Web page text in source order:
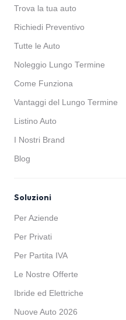
Trova la tua auto
Richiedi Preventivo
Tutte le Auto
Noleggio Lungo Termine
Come Funziona
Vantaggi del Lungo Termine
Listino Auto
I Nostri Brand
Blog
Soluzioni
Per Aziende
Per Privati
Per Partita IVA
Le Nostre Offerte
Ibride ed Elettriche
Nuove Auto 2026